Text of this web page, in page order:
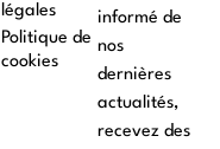
légales
Politique de
cookies
informé de
nos
dernières
actualités,
recevez des